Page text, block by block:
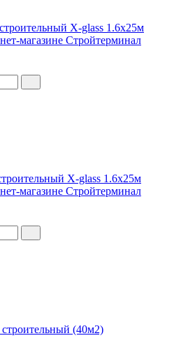
X-glass 1.6х25м
магазине Стройтерминал
X-glass 1.6х25м
магазине Стройтерминал
(40м2)